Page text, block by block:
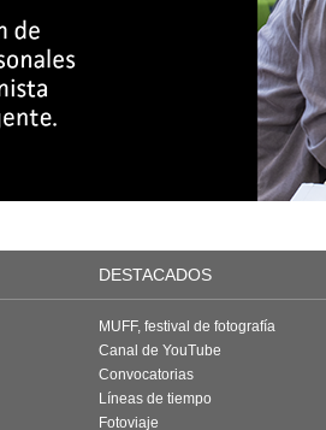
DESTACADOS
MUFF, festival de fotografía
Canal de YouTube
Convocatorias
Líneas de tiempo
Fotoviaje